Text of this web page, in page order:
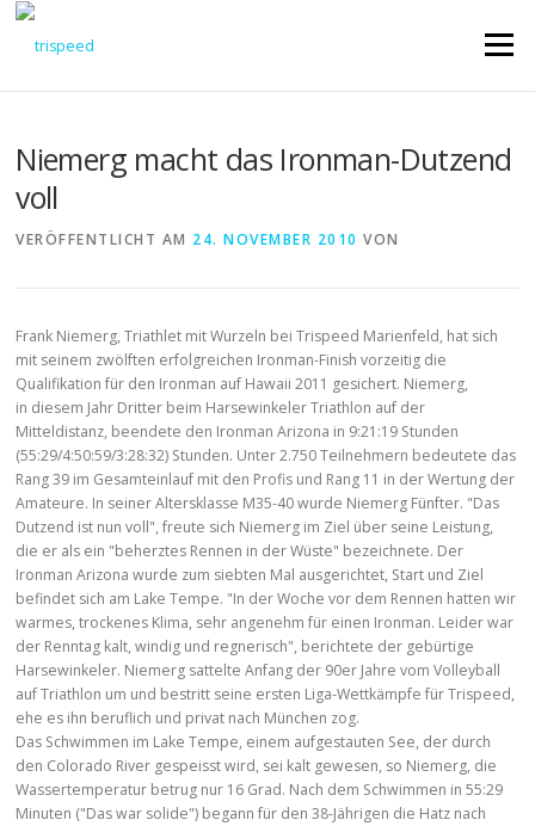
Direkt
Menü
Niemerg macht das Ironman-Dutzend
voll
VERÖFFENTLICHT AM 24. NOVEMBER 2010 VON
Frank Niemerg, Triathlet mit Wurzeln bei Trispeed Marienfeld, hat sich
mit seinem zwölften erfolgreichen Ironman-Finish vorzeitig die
Qualifikation für den Ironman auf Hawaii 2011 gesichert. Niemerg,
in diesem Jahr Dritter beim Harsewinkeler Triathlon auf der
Mitteldistanz, beendete den Ironman Arizona in 9:21:19 Stunden
(55:29/4:50:59/3:28:32) Stunden. Unter 2.750 Teilnehmern bedeutete das
Rang 39 im Gesamteinlauf mit den Profis und Rang 11 in der Wertung der
Amateure. In seiner Altersklasse M35-40 wurde Niemerg Fünfter. "Das
Dutzend ist nun voll", freute sich Niemerg im Ziel über seine Leistung,
die er als ein "beherztes Rennen in der Wüste" bezeichnete. Der
Ironman Arizona wurde zum siebten Mal ausgerichtet, Start und Ziel
befindet sich am Lake Tempe. "In der Woche vor dem Rennen hatten wir
warmes, trockenes Klima, sehr angenehm für einen Ironman. Leider war
der Renntag kalt, windig und regnerisch", berichtete der gebürtige
Harsewinkeler. Niemerg sattelte Anfang der 90er Jahre vom Volleyball
auf Triathlon um und bestritt seine ersten Liga-Wettkämpfe für Trispeed,
ehe es ihn beruflich und privat nach München zog.
Das Schwimmen im Lake Tempe, einem aufgestauten See, der durch
den Colorado River gespeisst wird, sei kalt gewesen, so Niemerg, die
Wassertemperatur betrug nur 16 Grad. Nach dem Schwimmen in 55:29
Minuten ("Das war solide") begann für den 38-Jährigen die Hatz nach